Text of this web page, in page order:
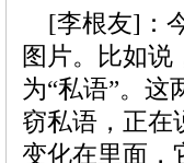
[李根友]：
图片。比如说
为“私语”。这
窃私语，正在
变化在里面，